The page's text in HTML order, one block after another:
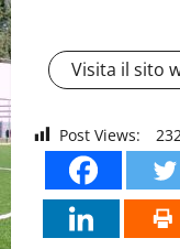
Visita il sito
Post Views: